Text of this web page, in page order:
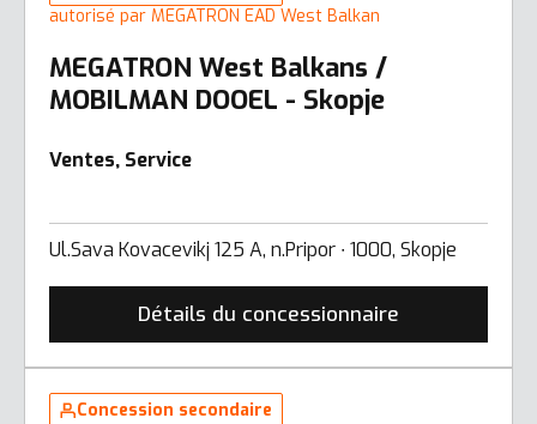
autorisé par MEGATRON EAD West Balkan
MEGATRON West Balkans /
MOBILMAN DOOEL - Skopje
Ventes, Service
Ul.Sava Kovacevikj 125 A, n.Pripor ∙ 1000, Skopje
Détails du concessionnaire
Concession secondaire